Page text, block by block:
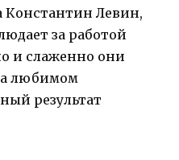
Константин Левин,
за работой
и слаженно они
любимом
результат